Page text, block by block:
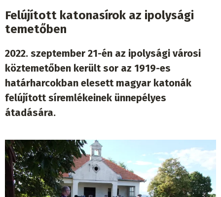
Felújított katonasírok az ipolysági
temetőben
2022. szeptember 21-én az ipolysági városi
köztemetőben került sor az 1919-es
határharcokban elesett magyar katonák
felújított síremlékeinek ünnepélyes
átadására.